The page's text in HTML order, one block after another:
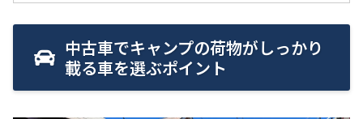
中古車でキャンプの荷物がしっかり
載る車を選ぶポイント